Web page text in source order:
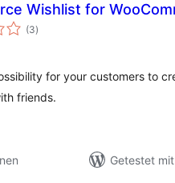
Wishlist for
(3Bewertungen
insgesamt
)
for your customers to
friends.
Getestet